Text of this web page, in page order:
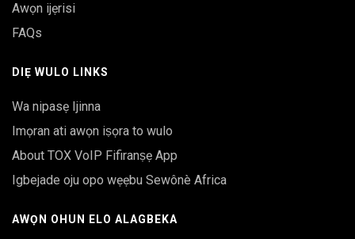
Awọn ijẹrisi
FAQs
DIẸ WULO LINKS
Wa nipasẹ Ijinna
Imọran ati awọn iṣọra to wulo
About TOX VoIP Fifiranṣẹ App
Igbejade oju opo wẹẹbu Sewônè Africa
AWỌN OHUN ELO ALAGBEKA